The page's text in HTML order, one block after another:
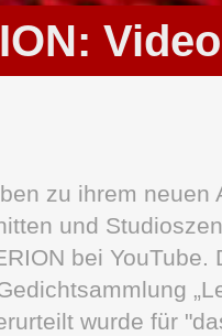
zu ihrem
und
bei
wurde für